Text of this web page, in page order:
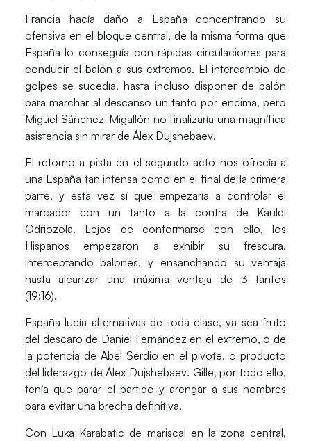
Francia hacía daño a España concentrando su
ofensiva en el bloque central, de la misma forma que
España lo conseguía con rápidas circulaciones para
conducir el balón a sus extremos. El intercambio de
golpes se sucedía, hasta incluso disponer de balón
para marchar al descanso un tanto por encima, pero
Miguel Sánchez-Migallón no finalizaría una magnífica
asistencia sin mirar de Álex Dujshebaev.
El retorno a pista en el segundo acto nos ofrecía a
una España tan intensa como en el final de la primera
parte, y esta vez sí que empezaría a controlar el
marcador con un tanto a la contra de Kauldi
Odriozola. Lejos de conformarse con ello, los
Hispanos empezaron a exhibir su frescura,
interceptando balones, y ensanchando su ventaja
hasta alcanzar una máxima ventaja de 3 tantos
(19:16).
España lucía alternativas de toda clase, ya sea fruto
del descaro de Daniel Fernández en el extremo, o de
la potencia de Abel Serdio en el pivote, o producto
del liderazgo deÁlex Dujshebaev. Gille, por todo ello,
tenía que parar el partido y arengar a sus hombres
para evitar una brecha definitiva.
Con Luka Karabatic de mariscal en la zona central,